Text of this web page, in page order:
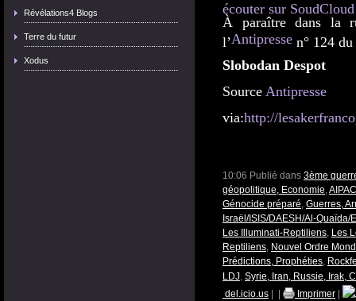
Révélations4 Blogs
Terre du futur
Xodus
écouter sur SoudCloud
À paraître dans la
l’Antipresse n° 124
Slobodan Despot
Source Antipresse
via:http://
10:06 Publié dans 3ème
géopolitique, Economie,
Génocide préparé, Guerres,
Israël/ISIS/DAESH/Al-Quaïda/
Les Illuminati-Reptiliens, Les
Reptiliens, Nouvel Ordre
Prédictions, Prophéties,
LDJ, Syrie, Iran, Russie, Irak,
del.icio.us
Imprimer